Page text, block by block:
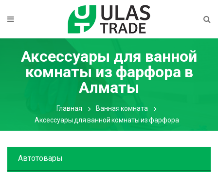
Аксессуары для ванной
комнаты из фарфора в
Алматы
Главная
Ванная комната
Аксессуары для ванной комнаты из фарфора
Автотовары